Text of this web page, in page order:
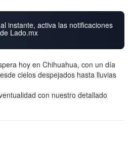
instante, activa las notificaciones
de Lado.mx
hoy en Chihuahua, con un día
cielos despejados hasta lluvias
con nuestro detallado